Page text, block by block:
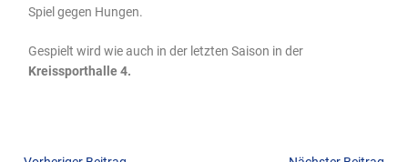
Spiel gegen Hungen.
Gespielt wird wie auch in der letzten Saison in der
Kreissporthalle 4.